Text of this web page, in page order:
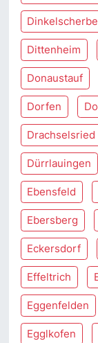
Dittenheim
Donaustauf
Dorfen
Drachselsried
Dürrlauingen
Ebensfeld
Ebersberg
Eckersdorf
Effeltrich
Eggenfelden
Egglkofen